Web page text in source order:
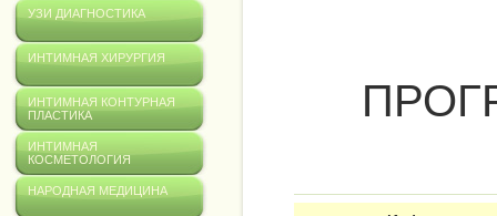
УЗИ ДИАГНОСТИКА
ИНТИМНАЯ ХИРУРГИЯ
ИНТИМНАЯ КОНТУРНАЯ
ПЛАСТИКА
ИНТИМНАЯ
КОСМЕТОЛОГИЯ
НАРОДНАЯ МЕДИЦИНА